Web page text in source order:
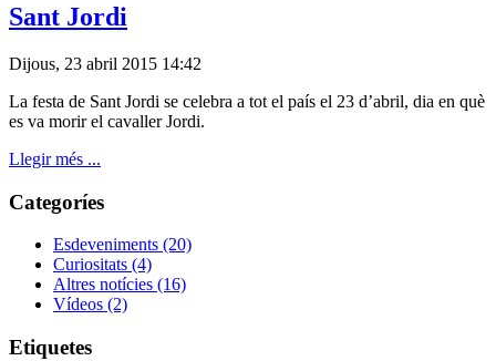
Sant Jordi
Dijous, 23 abril 2015 14:42
La festa de Sant Jordi se celebra a tot el país el 23 d’abril, dia en què
es va morir el cavaller Jordi.
Llegir més ...
Categoríes
Esdeveniments (20)
Curiositats (4)
Altres notícies (16)
Vídeos (2)
Etiquetes